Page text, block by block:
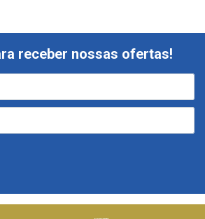
receber nossas ofertas!